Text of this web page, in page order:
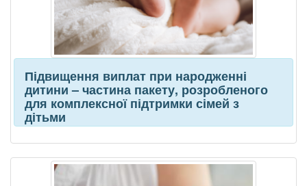
Підвищення виплат при народженні
дитини – частина пакету, розробленого
для комплексної підтримки сімей з
дітьми